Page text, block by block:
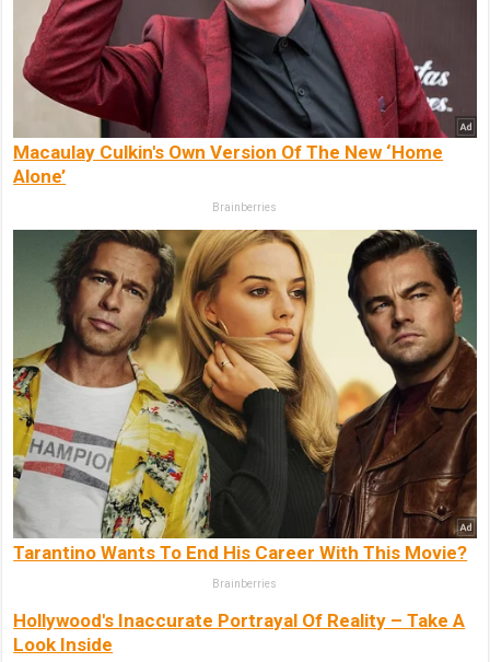
Macaulay Culkin's Own Version Of The New ‘Home
Alone’
Brainberries
Tarantino Wants To End His Career With This Movie?
Brainberries
Hollywood's Inaccurate Portrayal Of Reality – Take A
Look Inside